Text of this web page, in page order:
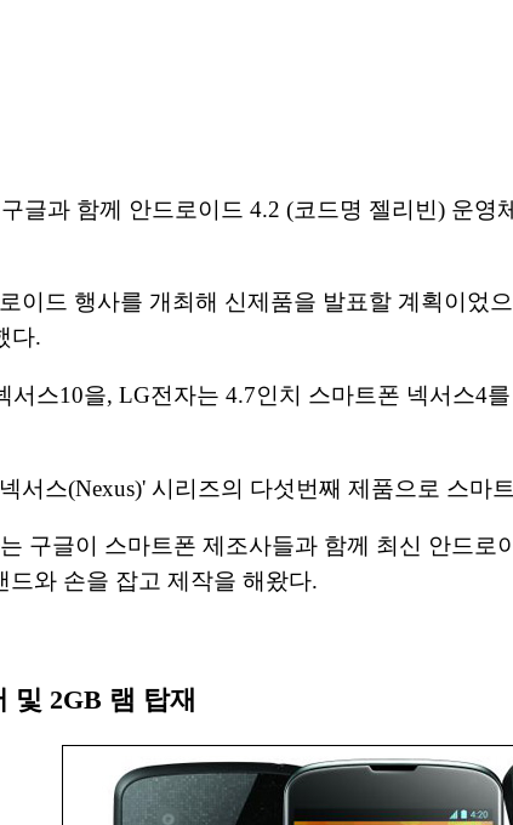
글과 함께 안드로이드 4.2 (코드명 젤리빈) 운
이드 행사를 개최해 신제품을 발표할 계획이었
다.
서스10을, LG전자는 4.7인치 스마트폰 넥서스4
서스(Nexus)' 시리즈의 다섯번째 제품으로 스마
구글이 스마트폰 제조사들과 함께 최신 안드
와 손을 잡고 제작을 해왔다.
및 2GB 램 탑재